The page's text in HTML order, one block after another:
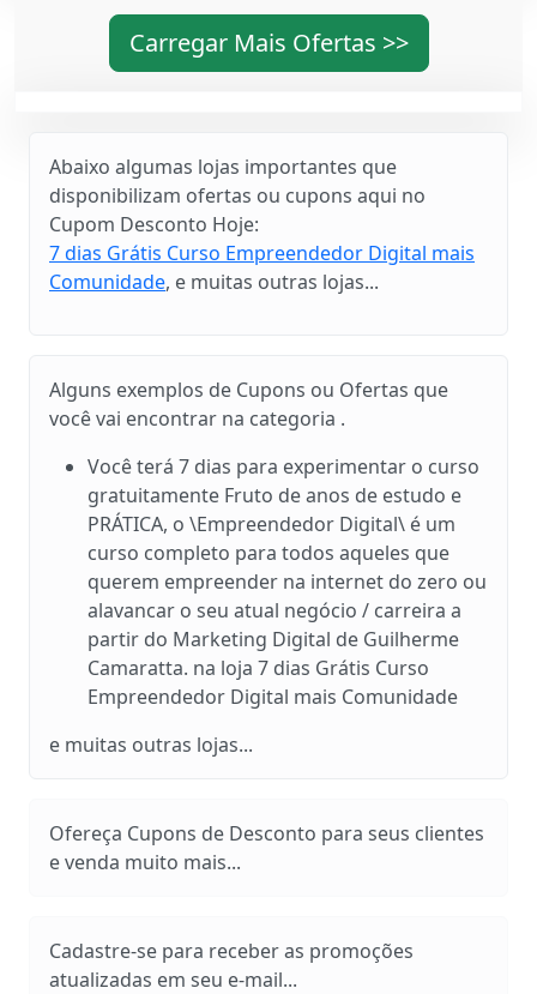
Carregar Mais Ofertas >>
Abaixo algumas lojas importantes que
disponibilizam ofertas ou cupons aqui no
Cupom Desconto Hoje:
7 dias Grátis Curso Empreendedor Digital mais
Comunidade, e muitas outras lojas...
Alguns exemplos de Cupons ou Ofertas que
você vai encontrar na categoria .
Você terá 7 dias para experimentar o curso
gratuitamente Fruto de anos de estudo e
PRÁTICA, o \Empreendedor Digital\ é um
curso completo para todos aqueles que
querem empreender na internet do zero ou
alavancar o seu atual negócio / carreira a
partir do Marketing Digital de Guilherme
Camaratta. na loja 7 dias Grátis Curso
Empreendedor Digital mais Comunidade
e muitas outras lojas...
Ofereça Cupons de Desconto para seus clientes
e venda muito mais...
Cadastre-se para receber as promoções
atualizadas em seu e-mail...